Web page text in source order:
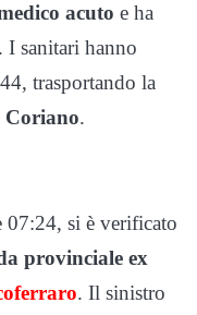
acuto e ha
. I sanitari hanno
trasportando la
Coriano.
07:24, si è verificato
provinciale ex
. Il sinistro